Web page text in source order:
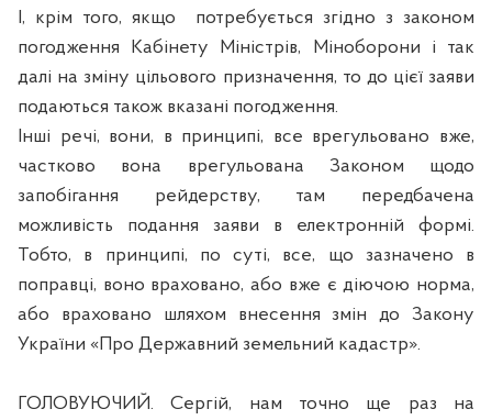
І, крім того, якщо
потребується згідно з законом
погодження Кабінету Міністрів, Міноборони і так
далі на зміну цільового призначення, то до цієї заяви
подаються також вказані погодження.
Інші речі, вони, в принципі, все врегульовано вже,
частково вона врегульована Законом щодо
запобігання рейдерству, там передбачена
можливість подання заяви в електронній формі.
Тобто, в принципі, по суті, все, що зазначено в
поправці, воно враховано, або вже є діючою норма,
або враховано шляхом внесення змін до Закону
України «Про Державний земельний кадастр».
ГОЛОВУЮЧИЙ. Сергій, нам точно ще раз на